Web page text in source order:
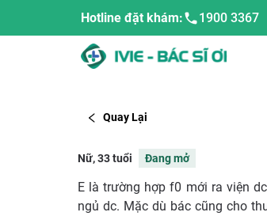
Hotline đặt khám: 1900 3367
Quay Lại
Nữ, 33 tuổi Đang mở
E là trường hợp f0 mới ra viện
ngủ dc. Mặc dù bác cũng cho